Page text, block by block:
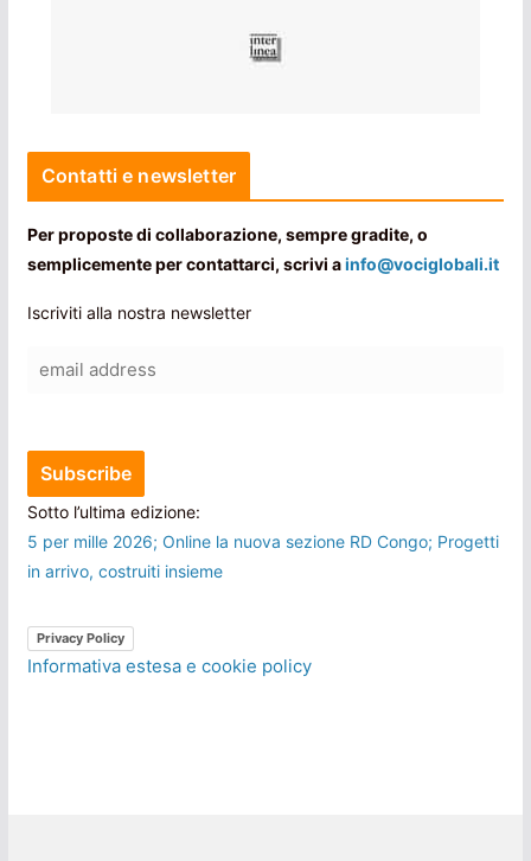
Contatti e newsletter
Per proposte di collaborazione, sempre gradite, o
semplicemente per contattarci, scrivi ainfo@vociglobali.it
Iscriviti alla nostra newsletter
Sotto l’ultima edizione:
5 per mille 2026; Online la nuova sezione RD Congo; Progetti
in arrivo, costruiti insieme
Privacy Policy
Informativa estesa e cookie policy